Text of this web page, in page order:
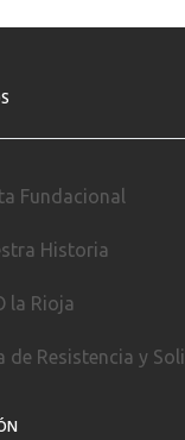
Fundacional
Historia
la Rioja
de Resistencia y